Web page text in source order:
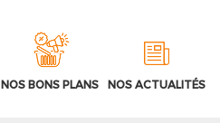
NOS BONS PLANS NOS ACTUALITÉS